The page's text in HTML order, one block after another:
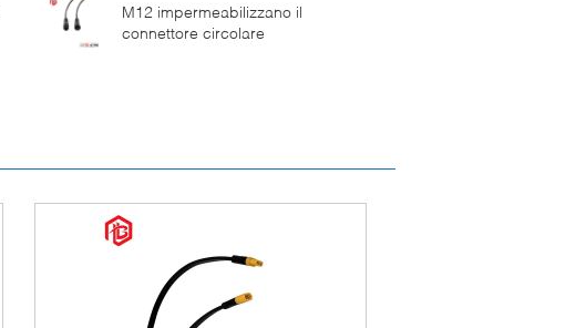
M12 impermeabilizzano il
connettore circolare